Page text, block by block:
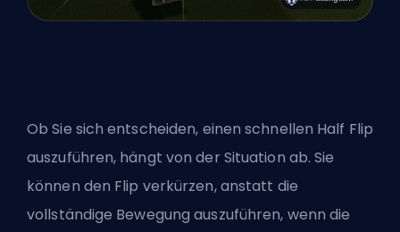
Ob Sie sich entscheiden, einen schnellen Half Flip
auszuführen, hängt von der Situation ab. Sie
können den Flip verkürzen, anstatt die
vollständige Bewegung auszuführen, wenn die